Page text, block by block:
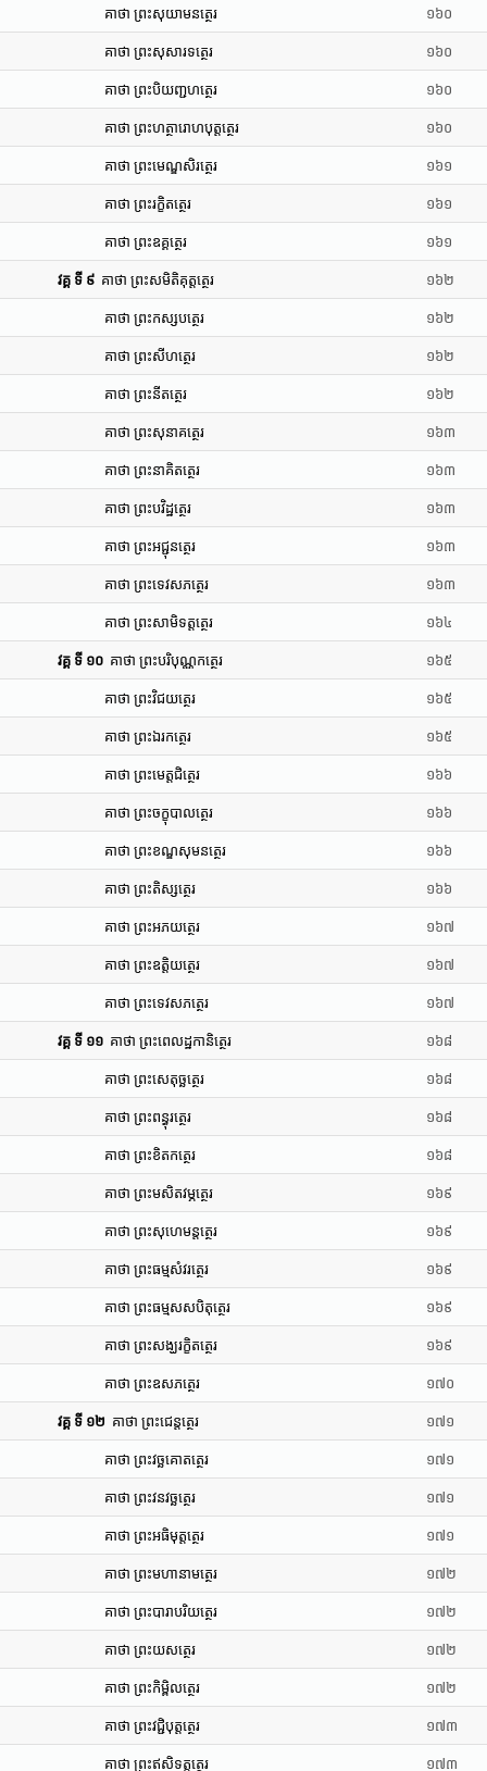
គាថា ព្រះសុយាមនត្ថេរ ១៦០
គាថា ព្រះសុសារទត្ថេរ ១៦០
គាថា ព្រះបិយញ្ជហត្ថេរ ១៦០
គាថា ព្រះហត្ថារោហបុត្តត្ថេរ ១៦០
គាថា ព្រះមេណ្ឌសិរត្ថេរ ១៦១
គាថា ព្រះរក្ខិតត្ថេរ ១៦១
គាថា ព្រះឧគ្គត្ថេរ ១៦១
វគ្គ ទី ៩ គាថា ព្រះសមិតិគុត្តត្ថេរ ១៦២
គាថា ព្រះកស្សបត្ថេរ ១៦២
គាថា ព្រះសីហត្ថេរ ១៦២
គាថា ព្រះនីតត្ថេរ ១៦២
គាថា ព្រះសុនាគត្ថេរ ១៦៣
គាថា ព្រះនាគិតត្ថេរ ១៦៣
គាថា ព្រះបវិដ្ឋត្ថេរ ១៦៣
គាថា ព្រះអជ្ជុនត្ថេរ ១៦៣
គាថា ព្រះទេវសភត្ថេរ ១៦៣
គាថា ព្រះសាមិទត្តត្ថេរ ១៦៤
វគ្គ ទី ១០ គាថា ព្រះបរិបុណ្ណកត្ថេរ ១៦៥
គាថា ព្រះវិជយត្ថេរ ១៦៥
គាថា ព្រះឯរកត្ថេរ ១៦៥
គាថា ព្រះមេត្តជិត្ថេរ ១៦៦
គាថា ព្រះចក្ខុបាលត្ថេរ ១៦៦
គាថា ព្រះខណ្ឌសុមនត្ថេរ ១៦៦
គាថា ព្រះតិស្សត្ថេរ ១៦៦
គាថា ព្រះអភយត្ថេរ ១៦៧
គាថា ព្រះឧត្តិយត្ថេរ ១៦៧
គាថា ព្រះទេវសភត្ថេរ ១៦៧
វគ្គ ទី ១១ គាថា ព្រះពេលដ្ឋកានិត្ថេរ ១៦៨
គាថា ព្រះសេតុច្ឆត្ថេរ ១៦៨
គាថា ព្រះពន្ធុរត្ថេរ ១៦៨
គាថា ព្រះខិតកត្ថេរ ១៦៨
គាថា ព្រះមសិតវម្ភត្ថេរ ១៦៩
គាថា ព្រះសុហេមន្តត្ថេរ ១៦៩
គាថា ព្រះធម្មសំវរត្ថេរ ១៦៩
គាថា ព្រះធម្មសសបិតុត្ថេរ ១៦៩
គាថា ព្រះសង្ឃរក្ខិតត្ថេរ ១៦៩
គាថា ព្រះឧសភត្ថេរ ១៧០
វគ្គ ទី ១២ គាថា ព្រះជេន្តត្ថេរ ១៧១
គាថា ព្រះវច្ឆគោតត្ថេរ ១៧១
គាថា ព្រះវនវច្ឆត្ថេរ ១៧១
គាថា ព្រះអធិមុត្តត្ថេរ ១៧១
គាថា ព្រះមហានាមត្ថេរ ១៧២
គាថា ព្រះបារាបរិយត្ថេរ ១៧២
គាថា ព្រះយសត្ថេរ ១៧២
គាថា ព្រះកិម្ពិលត្ថេរ ១៧២
គាថា ព្រះវជ្ជិបុត្តត្ថេរ ១៧៣
គាថា ព្រះឥសិទត្តត្ថេរ ១៧៣